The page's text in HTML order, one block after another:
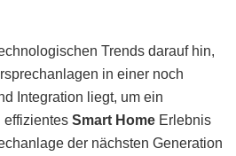
Trends darauf hin,
in einer noch
Integration liegt, um ein
effizientes Smart Home Erlebnis
der nächsten Generation